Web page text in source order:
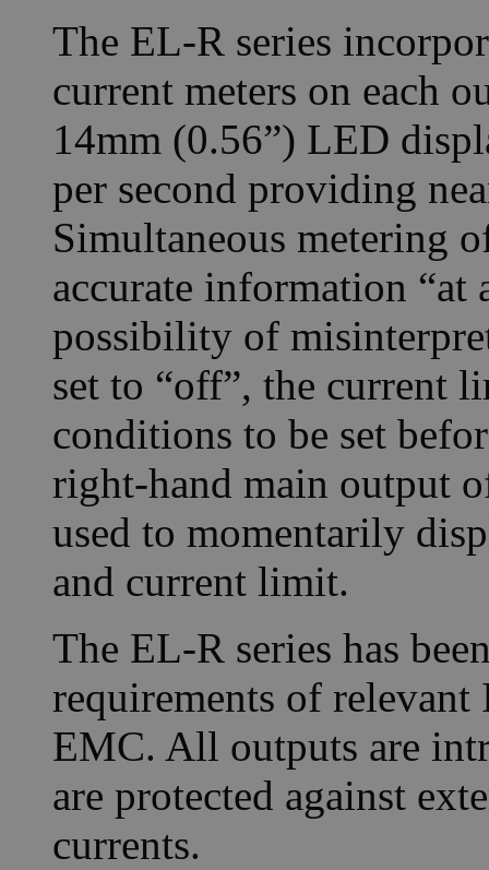
The EL-R series
current meters on each
14mm (0.56”) LED
per second providing
Simultaneous metering
accurate information “at
possibility of
set to “off”, the current
conditions to be set
right-hand main output
used to momentarily
and current limit.
The EL-R series has
requirements of relevant
EMC. All outputs are
are protected against
currents.